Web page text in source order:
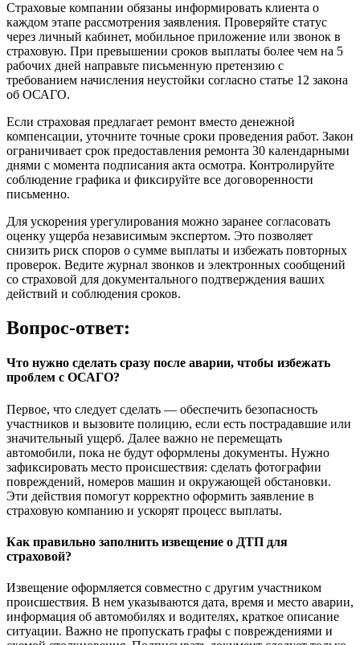
Страховые компании обязаны информировать клиента о
каждом этапе рассмотрения заявления. Проверяйте статус
через личный кабинет, мобильное приложение или звонок в
страховую. При превышении сроков выплаты более чем на 5
рабочих дней направьте письменную претензию с
требованием начисления неустойки согласно статье 12 закона
об ОСАГО.
Если страховая предлагает ремонт вместо денежной
компенсации, уточните точные сроки проведения работ. Закон
ограничивает срок предоставления ремонта 30 календарными
днями с момента подписания акта осмотра. Контролируйте
соблюдение графика и фиксируйте все договоренности
письменно.
Для ускорения урегулирования можно заранее согласовать
оценку ущерба независимым экспертом. Это позволяет
снизить риск споров о сумме выплаты и избежать повторных
проверок. Ведите журнал звонков и электронных сообщений
со страховой для документального подтверждения ваших
действий и соблюдения сроков.
Вопрос-ответ:
Что нужно сделать сразу после аварии, чтобы избежать
проблем с ОСАГО?
Первое, что следует сделать — обеспечить безопасность
участников и вызовите полицию, если есть пострадавшие или
значительный ущерб. Далее важно не перемещать
автомобили, пока не будут оформлены документы. Нужно
зафиксировать место происшествия: сделать фотографии
повреждений, номеров машин и окружающей обстановки.
Эти действия помогут корректно оформить заявление в
страховую компанию и ускорят процесс выплаты.
Как правильно заполнить извещение о ДТП для
страховой?
Извещение оформляется совместно с другим участником
происшествия. В нем указываются дата, время и место аварии,
информация об автомобилях и водителях, краткое описание
ситуации. Важно не пропускать графы с повреждениями и